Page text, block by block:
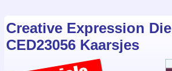
Creative Expression Die
CED23056 Kaarsjes